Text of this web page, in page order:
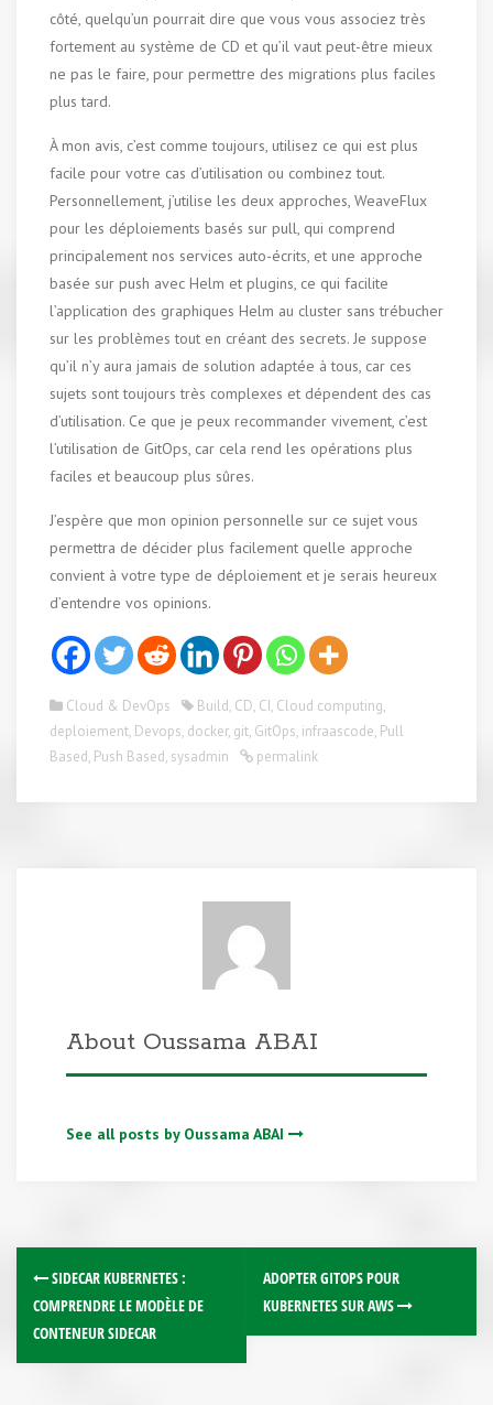
côté, quelqu’un pourrait dire que vous vous associez très
fortement au système de CD et qu’il vaut peut-être mieux
ne pas le faire, pour permettre des migrations plus faciles
plus tard.
À mon avis, c’est comme toujours, utilisez ce qui est plus
facile pour votre cas d’utilisation ou combinez tout.
Personnellement, j’utilise les deux approches, WeaveFlux
pour les déploiements basés sur pull, qui comprend
principalement nos services auto-écrits, et une approche
basée sur push avec Helm et plugins, ce qui facilite
l’application des graphiques Helm au cluster sans trébucher
sur les problèmes tout en créant des secrets. Je suppose
qu’il n’y aura jamais de solution adaptée à tous, car ces
sujets sont toujours très complexes et dépendent des cas
d’utilisation. Ce que je peux recommander vivement, c’est
l’utilisation de GitOps, car cela rend les opérations plus
faciles et beaucoup plus sûres.
J’espère que mon opinion personnelle sur ce sujet vous
permettra de décider plus facilement quelle approche
convient à votre type de déploiement et je serais heureux
d’entendre vos opinions.
Cloud & DevOps Build, CD, CI, Cloud computing,
deploiement, Devops, docker, git, GitOps, infraascode, Pull
Based, Push Based, sysadmin permalink
About Oussama ABAI
See all posts by Oussama ABAI
SIDECAR KUBERNETES :
COMPRENDRE LE MODÈLE DE
CONTENEUR SIDECAR
ADOPTER GITOPS POUR
KUBERNETES SUR AWS